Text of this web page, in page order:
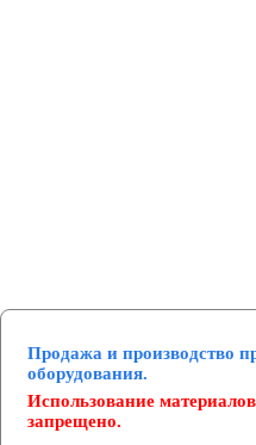
Продажа и производство
оборудования.
Использование
запрещено.